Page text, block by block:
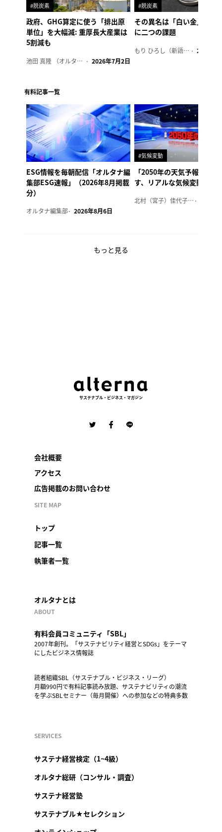
#脱炭素
政府、GHG算定に使う「排出原
単位」を大幅減: 重厚長大産業は
5割減も
池田 真隆 （オルタナ輪番編集長） 2026年7月2日
#脱炭素
その異名は「白い金」、リ
に二つの課題
もり ひろし（新語ウォッチャー） 2023年7
有料記事一覧
ESG情報を毎朝配信「オルタナ編
集部ESG速報」（2026年8月掲載
分）
オルタナ編集部 2026年8月6日
#気候変動
「2050年の天気予報 Ver.2
す、リアルな気候変動の影
北村（宮子）佳代子（オルタナ輪番編集長）
もっと見る
サステナブル・ビジネス・マガジン
会社概要
アクセス
広告掲載のお問い合わせ
SITE MAP
トップ
記事一覧
執筆者一覧
オルタナとは
ABOUT
有料会員コミュニティ「SBL」
2007年創刊。「サステナビリティ経営とSDGs」をテーマ
にしたビジネス情報誌
読者組織SBL（サステナブル・ビジネス・リーグ）
月額990円で有料記事読み放題、サステナビリティの潮流
を学ぶSBLセミナー（毎月開催）への参加などの特典多数
SERVICES
サステナ経営検定（1~4級）
オルタナ総研（コンサル・調査）
サステナ経営塾
サステナブル★セレクション